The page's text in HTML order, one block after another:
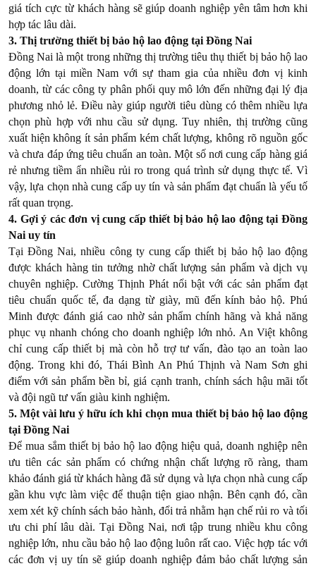
giá tích cực từ khách hàng sẽ giúp doanh nghiệp yên tâm hơn khi
hợp tác lâu dài.
3. Thị trường thiết bị bảo hộ lao động tại Đồng Nai
Đồng Nai là một trong những thị trường tiêu thụ thiết bị bảo hộ lao
động lớn tại miền Nam với sự tham gia của nhiều đơn vị kinh
doanh, từ các công ty phân phối quy mô lớn đến những đại lý địa
phương nhỏ lẻ. Điều này giúp người tiêu dùng có thêm nhiều lựa
chọn phù hợp với nhu cầu sử dụng. Tuy nhiên, thị trường cũng
xuất hiện không ít sản phẩm kém chất lượng, không rõ nguồn gốc
và chưa đáp ứng tiêu chuẩn an toàn. Một số nơi cung cấp hàng giá
rẻ nhưng tiềm ẩn nhiều rủi ro trong quá trình sử dụng thực tế. Vì
vậy, lựa chọn nhà cung cấp uy tín và sản phẩm đạt chuẩn là yếu tố
rất quan trọng.
4. Gợi ý các đơn vị cung cấp thiết bị bảo hộ lao động tại Đồng
Nai uy tín
Tại Đồng Nai, nhiều công ty cung cấp thiết bị bảo hộ lao động
được khách hàng tin tưởng nhờ chất lượng sản phẩm và dịch vụ
chuyên nghiệp. Cường Thịnh Phát nổi bật với các sản phẩm đạt
tiêu chuẩn quốc tế, đa dạng từ giày, mũ đến kính bảo hộ. Phú
Minh được đánh giá cao nhờ sản phẩm chính hãng và khả năng
phục vụ nhanh chóng cho doanh nghiệp lớn nhỏ. An Việt không
chỉ cung cấp thiết bị mà còn hỗ trợ tư vấn, đào tạo an toàn lao
động. Trong khi đó, Thái Bình An Phú Thịnh và Nam Sơn ghi
điểm với sản phẩm bền bỉ, giá cạnh tranh, chính sách hậu mãi tốt
và đội ngũ tư vấn giàu kinh nghiệm.
5. Một vài lưu ý hữu ích khi chọn mua thiết bị bảo hộ lao động
tại Đồng Nai
Để mua sắm thiết bị bảo hộ lao động hiệu quả, doanh nghiệp nên
ưu tiên các sản phẩm có chứng nhận chất lượng rõ ràng, tham
khảo đánh giá từ khách hàng đã sử dụng và lựa chọn nhà cung cấp
gần khu vực làm việc để thuận tiện giao nhận. Bên cạnh đó, cần
xem xét kỹ chính sách bảo hành, đổi trả nhằm hạn chế rủi ro và tối
ưu chi phí lâu dài. Tại Đồng Nai, nơi tập trung nhiều khu công
nghiệp lớn, nhu cầu bảo hộ lao động luôn rất cao. Việc hợp tác với
các đơn vị uy tín sẽ giúp doanh nghiệp đảm bảo chất lượng sản